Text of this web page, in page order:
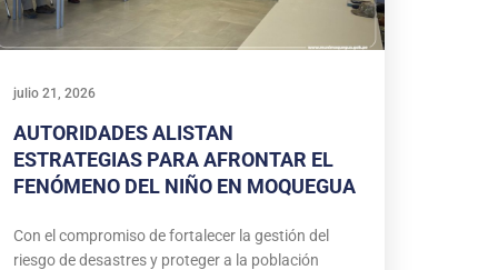
julio 21, 2026
AUTORIDADES ALISTAN
ESTRATEGIAS PARA AFRONTAR EL
FENÓMENO DEL NIÑO EN MOQUEGUA
Con el compromiso de fortalecer la gestión del
riesgo de desastres y proteger a la población